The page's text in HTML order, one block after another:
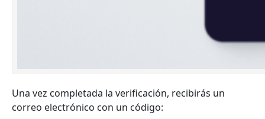
Una vez completada la verificación, recibirás un
correo electrónico con un código: